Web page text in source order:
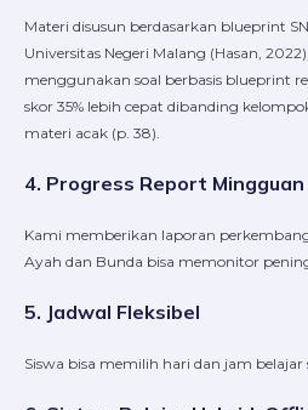
Materi disusun berdasarkan blueprint
Universitas Negeri Malang (Hasan,
menggunakan soal berbasis blueprint
skor 35% lebih cepat dibanding
materi acak (p. 38).
4. Progress Report Mingguan
Kami memberikan laporan
Ayah dan Bunda bisa memonitor
5. Jadwal Fleksibel
Siswa bisa memilih hari dan jam belajar